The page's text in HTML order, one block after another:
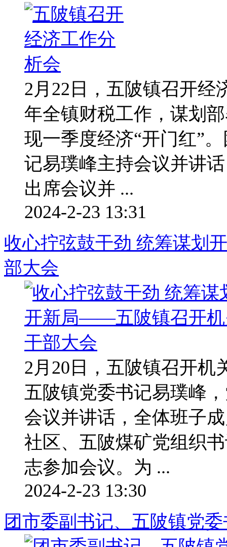
2月22日，五陂镇召开经
年全镇财税工作，谋划
现一季度经济“开门红”
记易璞峰主持会议并讲
出席会议并 ...
2024-2-23 13:31
收心拧弦鼓干劲 统筹谋划
部大会
2月20日，五陂镇召开机
五陂镇党委书记易璞峰
会议并讲话，全体班子
社区、五陂煤矿党组织
志参加会议。为 ...
2024-2-23 13:30
团市委副书记、五陂镇党